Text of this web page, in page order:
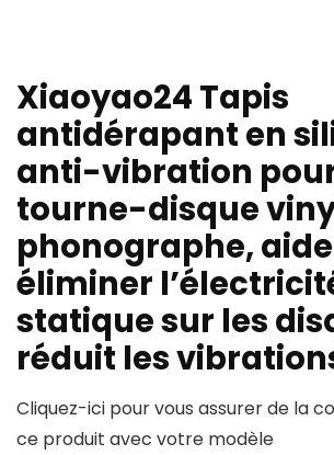
Xiaoyao24 Tapis
antidérapant en
anti-vibration
tourne-disque
phonographe,
éliminer
statique sur les
réduit les
Cliquez-ici pour vous assurer de la
ce produit avec votre modèle